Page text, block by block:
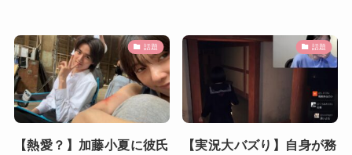
話題
【熱愛？】加藤小夏に彼氏
話題
【実況大バズり】自身が務